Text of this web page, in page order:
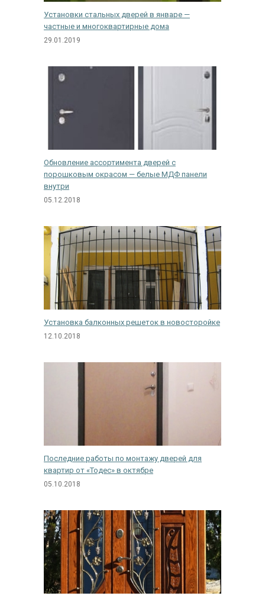
Установки стальных дверей в январе —
частные и многоквартирные дома
29.01.2019
Обновление ассортимента дверей с
порошковым окрасом — белые МДФ панели
внутри
05.12.2018
Установка балконных решеток в новосторойке
12.10.2018
Последние работы по монтажу дверей для
квартир от «Тодес» в октябре
05.10.2018